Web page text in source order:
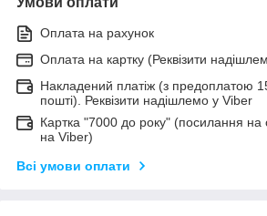
Оплата на рахунок
Оплата на картку (Реквізити
Накладений платіж (з предоплатою
пошті). Реквізити надішлемо у Viber
Картка "7000 до року" (посилання
на Viber)
Всі умови оплати